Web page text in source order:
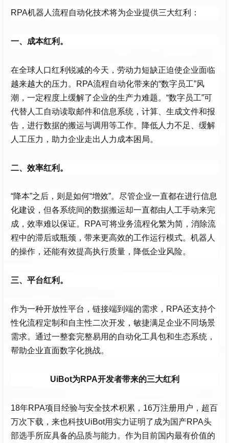
RPA机器人流程自动化技术将为企业提供三大红利：
一、成本红利。
在全球人口红利锐减的今天，劳动力短缺正迫使企业面临
越来越大的压力。RPA流程自动化带来的“数字员工”风
潮，一定程度上缓解了企业的生产力难题。“数字员工”可
代替人工自动读取邮件和信息系统，计算、生成文件和报
告，进行数据的搬运与调用等工作。降低人力不足、缓解
人工压力，助力企业走出人力成本困局。
二、效率红利。
“降本”之后，则是如何“增效”。尽管企业一直都在进行信息
化建设，但各系统间的数据搬运却一直都由人工手动来完
成，效率难以保证。RPA可将业务流程化繁为简，消除流
程中的滞后或瓶颈，带来更高效的工作运行模式。机器人
的操作，还能有效提高执行质量，降低企业风险。
三、平台红利。
作为一种开放性平台，链接端到端的需求，RPA还支持个
性化流程定制和自主性二次开发，敏捷满足企业不同场景
需求。通过一整套完整易用的自动化工具包和生态系统，
帮助企业直面数字化挑战。
UiBot为RPA开发者带来的三大红利
18年RPA项目经验与安全技术积累，16万注册用户，超百
万次下载，来也科技UiBot用实力证明了成为国产RPA头
部选手所应具备的品质与能力。作为目前国内最有价值的